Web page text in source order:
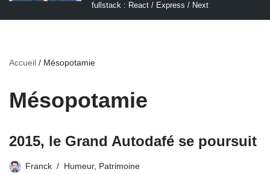
fullstack : React / Express / Next
Accueil / Mésopotamie
Mésopotamie
2015, le Grand Autodafé se poursuit
Franck Humeur, Patrimoine